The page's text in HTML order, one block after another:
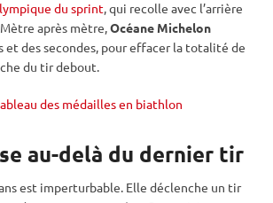
du sprint, qui recolle avec l’arrière
après mètre,Océane Michelon
et des secondes, pour effacer la totalité de
du tirdebout.
des médailles en biathlon
au-delà du dernier tir
est imperturbable. Elle déclenche un tir